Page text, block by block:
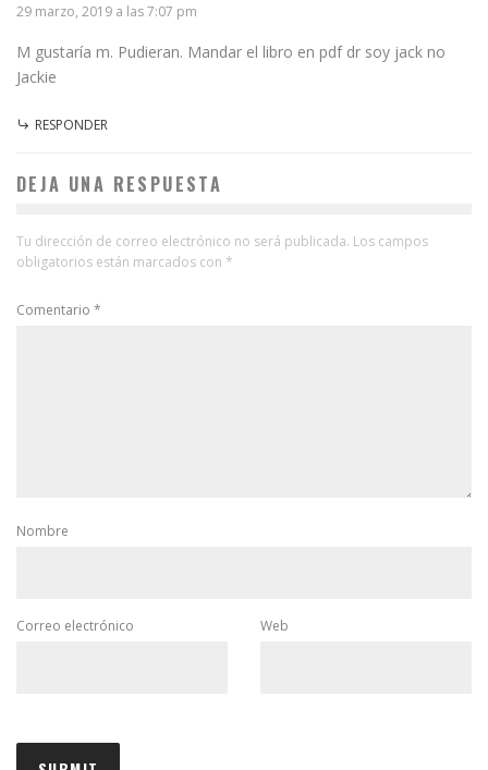
29 marzo, 2019 a las 7:07 pm
M gustaría m. Pudieran. Mandar el libro en pdf dr soy jack no
Jackie
RESPONDER
DEJA UNA RESPUESTA
Tu dirección de correo electrónico no será publicada. Los campos
obligatorios están marcados con *
Comentario *
Nombre
Correo electrónico Web